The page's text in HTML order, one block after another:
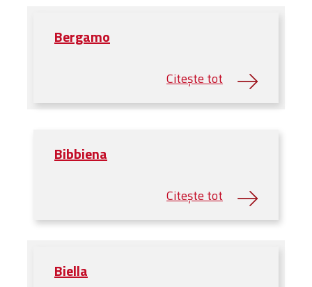
Bergamo
Bibbiena
Biella